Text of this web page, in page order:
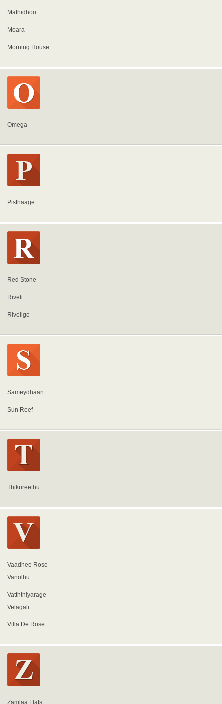
Mathidhoo
Moara
Morning House
Omega
Pisthaage
Red Stone
Riveli
Rivelige
Sameydhaan
Sun Reef
Thikureethu
Vaadhee Rose
Vanolhu
Vatththiyarage
Velagali
Villa De Rose
Zamlaa Flats